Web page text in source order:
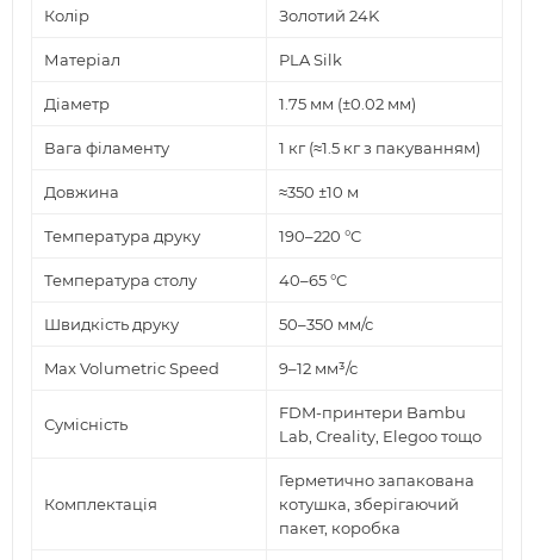
Колір Золотий 24K
Матеріал PLA Silk
Діаметр 1.75 мм (±0.02 мм)
Вага філаменту 1 кг (≈1.5 кг з пакуванням)
Довжина ≈350 ±10 м
Температура друку 190–220 °C
Температура столу 40–65 °C
Швидкість друку 50–350 мм/с
Max Volumetric Speed 9–12 мм³/с
Сумісність
FDM-принтери Bambu
Lab, Creality, Elegoo тощо
Комплектація
Герметично запакована
котушка, зберігаючий
пакет, коробка